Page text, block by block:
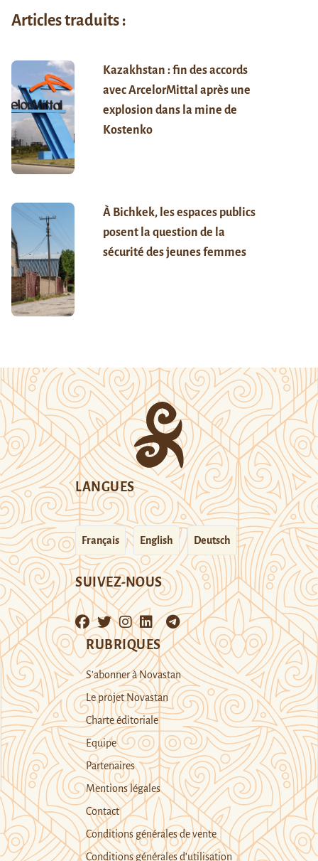
Articles traduits :
Kazakhstan : fin des accords
avec ArcelorMittal après une
explosion dans la mine de
Kostenko
À Bichkek, les espaces publics
posent la question de la
sécurité des jeunes femmes
LANGUES
Français English Deutsch
SUIVEZ-NOUS
RUBRIQUES
S’abonner à Novastan
Le projet Novastan
Charte éditoriale
Equipe
Partenaires
Mentions légales
Contact
Conditions générales de vente
Conditions générales d’utilisation